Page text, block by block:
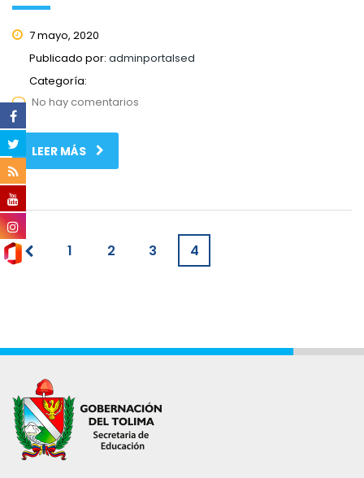
7 mayo, 2020
Publicado por: adminportalsed
Categoría:
No hay comentarios
LEER MÁS
1 2 3 4